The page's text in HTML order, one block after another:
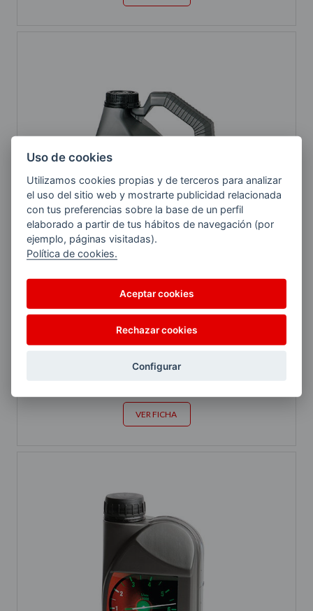
AVIA MULTIGRADO HDC PLUS 15W40
VER FICHA
Uso de cookies
Utilizamos cookies propias y de terceros para analizar
el uso del sitio web y mostrarte publicidad relacionada
con tus preferencias sobre la base de un perfil
elaborado a partir de tus hábitos de navegación (por
ejemplo, páginas visitadas).
Política de cookies.
Aceptar cookies
Rechazar cookies
Configurar